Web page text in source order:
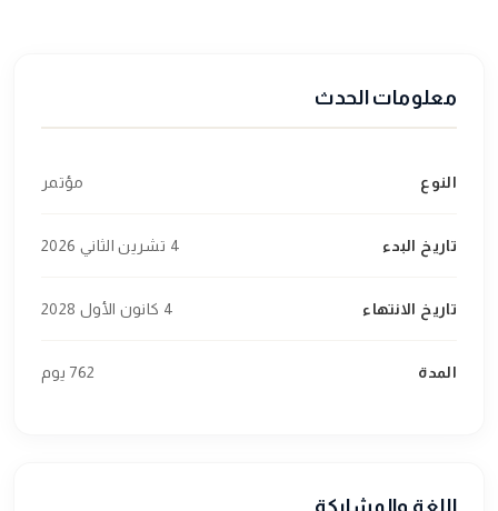
معلومات الحدث
النوع مؤتمر
تاريخ البدء 4 تشرين الثاني 2026
تاريخ الانتهاء 4 كانون الأول 2028
المدة 762 يوم